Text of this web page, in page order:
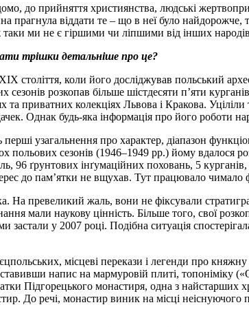
до прийняття християнства, людські
віддати те – що в неї було
таки ми не є гіршими чи ліпшими від інших
трішки детальніше про це?
століття, коли його досліджував польський
розкопав більше шістдесяти п’яти
приватних колекціях Львова і Кракова.
Однак будь-яка інформація про його роботи
узагальнення про характер, діапазон
польових сезонів (1946–1949 рр.) йому вдалося
ґрунтових інґумаційних поховань, 5
до пам’ятки не вщухав. Тут працювало чимало
На превеликий жаль, вони не фіксували
мали наукову цінність. Більше того, свої
у 2007 році. Подібна ситуація
місцеві перекази і легенди про
напис на мармуровій плиті, топоніміку
Підгорецького монастиря, одна з найстарших
До речі, монастир виник на місці неіснуючого